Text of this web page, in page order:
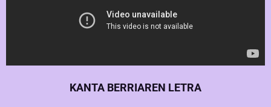
KANTA BERRIAREN LETRA